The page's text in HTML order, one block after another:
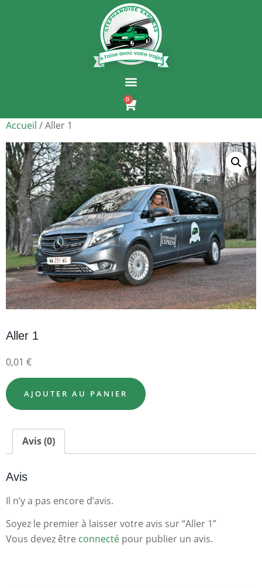
0
Accueil / Aller 1
Aller 1
0,01 €
AJOUTER AU PANIER
Avis (0)
Avis
Il n’y a pas encore d’avis.
Soyez le premier à laisser votre avis sur “Aller 1”
Vous devez être connecté pour publier un avis.